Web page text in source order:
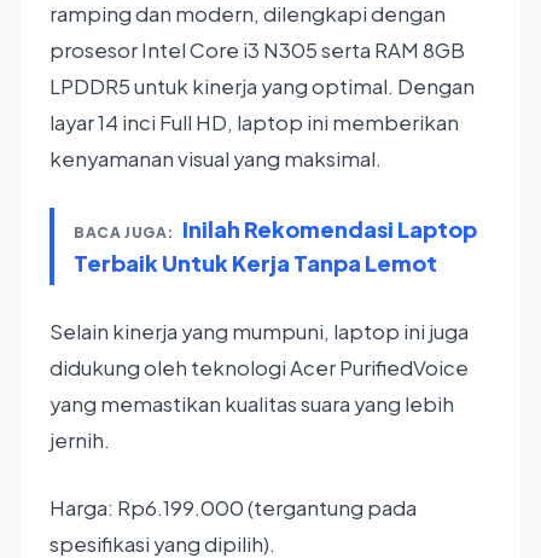
ramping dan modern, dilengkapi dengan
prosesor Intel Core i3 N305 serta RAM 8GB
LPDDR5 untuk kinerja yang optimal. Dengan
layar 14 inci Full HD, laptop ini memberikan
kenyamanan visual yang maksimal.
BACA JUGA:
Inilah Rekomendasi Laptop
Terbaik Untuk Kerja Tanpa Lemot
Selain kinerja yang mumpuni, laptop ini juga
didukung oleh teknologi Acer PurifiedVoice
yang memastikan kualitas suara yang lebih
jernih.
Harga: Rp6.199.000 (tergantung pada
spesifikasi yang dipilih).